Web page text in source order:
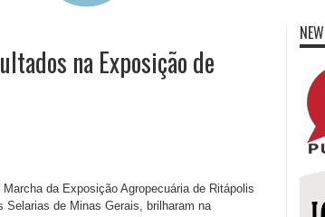
na Exposição de
da Exposição Agropecuária de Ritápolis
Selarias de Minas Gerais, brilharam na